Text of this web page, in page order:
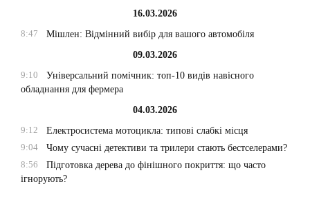
16.03.2026
8:47
Мішлен: Відмінний вибір для вашого автомобіля
09.03.2026
9:10
Універсальний помічник: топ-10 видів навісного
обладнання для фермера
04.03.2026
9:12
Електросистема мотоцикла: типові слабкі місця
9:04
Чому сучасні детективи та трилери стають бестселерами?
8:56
Підготовка дерева до фінішного покриття: що часто
ігнорують?